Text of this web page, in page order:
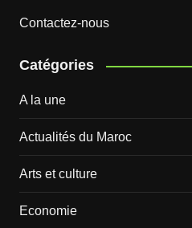
Contactez-nous
Catégories
A la une
Actualités du Maroc
Arts et culture
Economie